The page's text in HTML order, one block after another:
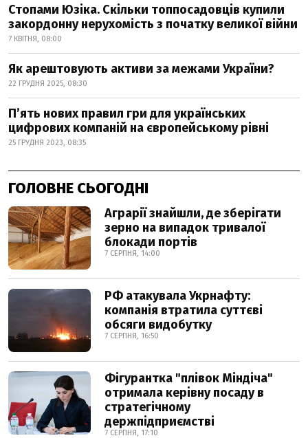
Стопами Юзіка. Скільки топпосадовців купили
закордонну нерухомість з початку великої війни
7 КВІТНЯ, 08:00
Як арештовують активи за межами України?
22 ГРУДНЯ 2025, 08:30
П’ять нових правил гри для українських
цифрових компаній на європейському рівні
25 ГРУДНЯ 2023, 08:35
ГОЛОВНЕ СЬОГОДНІ
Аграрії знайшли, де зберігати
зерно на випадок тривалої
блокади портів
7 СЕРПНЯ, 14:00
РФ атакувала Укрнафту:
компанія втратила суттєві
обсяги видобутку
7 СЕРПНЯ, 16:50
Фігурантка "плівок Міндіча"
отримала керівну посаду в
стратегічному
держпідприємстві
7 СЕРПНЯ, 17:10